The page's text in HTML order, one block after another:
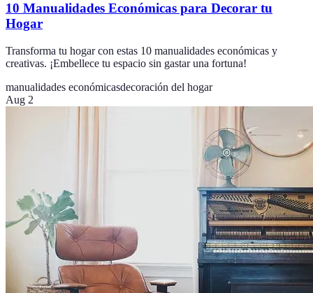
10 Manualidades Económicas para Decorar tu
Hogar
Transforma tu hogar con estas 10 manualidades económicas y
creativas. ¡Embellece tu espacio sin gastar una fortuna!
manualidades económicasdecoración del hogar
Aug 2